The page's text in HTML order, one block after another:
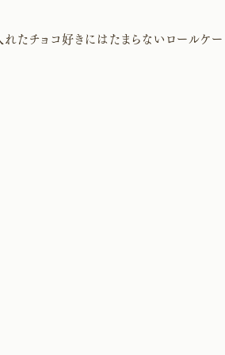
れたチョコ好きにはたまらないロールケ